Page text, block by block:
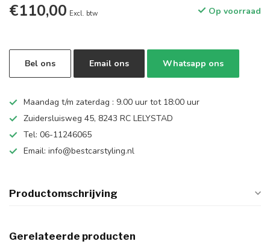
€110,00 Excl. btw Op voorraad
Bel ons Email ons Whatsapp ons
Maandag t/m zaterdag : 9.00 uur tot 18:00 uur
Zuidersluisweg 45, 8243 RC LELYSTAD
Tel: 06-11246065
Email: info@bestcarstyling.nl
Productomschrijving
Gerelateerde producten